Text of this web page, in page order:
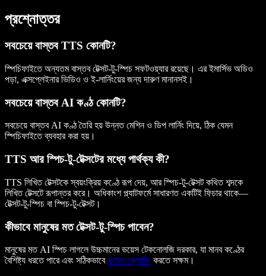
প্রশ্নোত্তর
সবচেয়ে বাস্তব TTS কোনটি?
স্পিচিফাইতে অন্যতম বাস্তব টেক্সট-টু-স্পিচ সফটওয়্যার রয়েছে। এর ইমার্সিভ অডিও
পড়া, এক্সপ্লেইনার ভিডিও ও ই-লার্নিংয়ের জন্য দারুণ মানানসই।
সবচেয়ে বাস্তব AI কণ্ঠ কোনটি?
সবচেয়ে বাস্তব AI কণ্ঠ তৈরি হয় উন্নত মেশিন ও ডিপ লার্নিং দিয়ে, ঠিক যেমন
স্পিচিফাইতে ব্যবহার করা হয়।
TTS আর স্পিচ-টু-টেক্সটের মধ্যে পার্থক্য কী?
TTS লিখিত টেক্সটকে স্বয়ংক্রিয় কণ্ঠে রূপ দেয়, আর স্পিচ-টু-টেক্সট কথিত শব্দকে
লিখিত টেক্সটে রূপান্তর করে। অধিকাংশ প্ল্যাটফর্মে সাধারণত একটিই ফিচার থাকে—
টেক্সট-টু-স্পিচ বা স্পিচ-টু-টেক্সট।
কীভাবে মানুষের মত টেক্সট-টু-স্পিচ পাবেন?
মানুষের মত AI স্পিচ লাগলে উচ্চমানের ভয়েস টেকনোলজি দরকার, যা মানব কণ্ঠের
বৈশিষ্ট্য ধরতে পারে এবং সঠিকভাবেভয়েস ক্লোনিং করতে সক্ষম।